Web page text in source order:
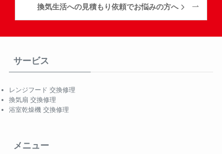
換気生活への見積もり依頼でお悩みの方へ
サービス
レンジフード 交換修理
換気扇 交換修理
浴室乾燥機 交換修理
メニュー